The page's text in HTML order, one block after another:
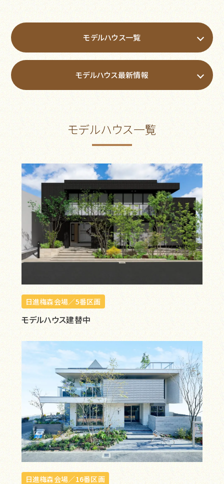
モデルハウス一覧
モデルハウス最新情報
モデルハウス一覧
日進梅森会場／5番区画
モデルハウス建替中
日進梅森会場／16番区画